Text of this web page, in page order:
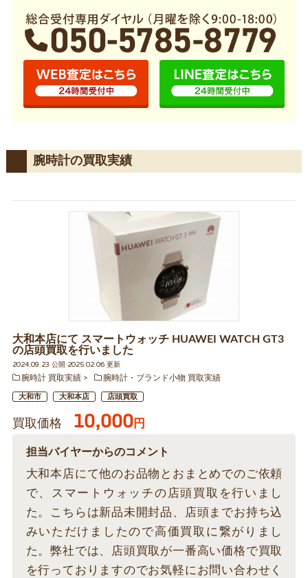
腕時計の買取実績
大和本店にて スマートウォッチ HUAWEI WATCH GT3
の店頭買取を行いました
2024.09.23 公開 2025.02.06 更新
腕時計 買取実績
腕時計・ブランド小物 買取実績
大和市 大和本店 店頭買取
買取価格 10,000円
担当バイヤーからのコメント
大和本店にて他のお品物とおまとめでのご依頼
で、スマートウォッチの店頭買取を行いまし
た。こちらは新品未開封品、店頭までお持ち込
みいただけましたので高価買取に繋がりまし
た。弊社では、店頭買取が一番高い価格で買取
を行っておりますのでお気軽にお問い合わせく